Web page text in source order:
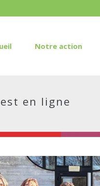
Notre action
en ligne